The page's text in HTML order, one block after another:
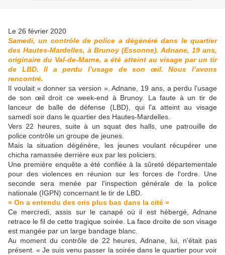
Le 26 février 2020
Samedi, un contrôle de police a dégénéré dans le quartier
des Hautes-Mardelles, à Brunoy (Essonne). Adnane, 19 ans,
originaire du Val-de-Marne, a été atteint au visage par un tir
de LBD. Il a perdu l’usage de son œil. Nous l’avons
rencontré.
Il voulait « donner sa version ». Adnane, 19 ans, a perdu l'usage
de son œil droit ce week-end à Brunoy. La faute à un tir de
lanceur de balle de défense (LBD), qui l'a atteint au visage
samedi soir dans le quartier des Hautes-Mardelles.
Vers 22 heures, suite à un squat des halls, une patrouille de
police contrôle un groupe de jeunes.
Mais la situation dégénère, les jeunes voulant récupérer une
chicha ramassée derrière eux par les policiers.
Une première enquête a été confiée à la sûreté départementale
pour des violences en réunion sur les forces de l'ordre. Une
seconde sera menée par l'inspection générale de la police
nationale (IGPN) concernant le tir de LBD.
« On a entendu des cris plus bas dans la cité »
Ce mercredi, assis sur le canapé où il est hébergé, Adnane
retrace le fil de cette tragique soirée. La face droite de son visage
est mangée par un large bandage blanc.
Au moment du contrôle de 22 heures, Adnane, lui, n'était pas
présent. « Je suis venu passer la soirée dans le quartier pour voir